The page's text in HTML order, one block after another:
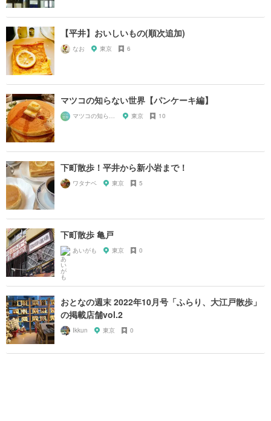
【平井】おいしいもの(順次追加)
なお 東京 6
マツコの知らない世界【パンケーキ編】
マツコの知らない世界マニア 東京 10
下町散歩！平井から新小岩まで！
ワタナベ 東京 5
下町散歩 亀戸
あいがも 東京 0
おとなの週末 2022年10月号「ふらり、大江戸散歩」
の掲載店舗vol.2
Ikkun 東京 0